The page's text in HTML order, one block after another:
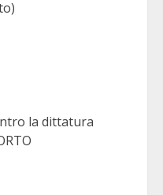
la dittatura